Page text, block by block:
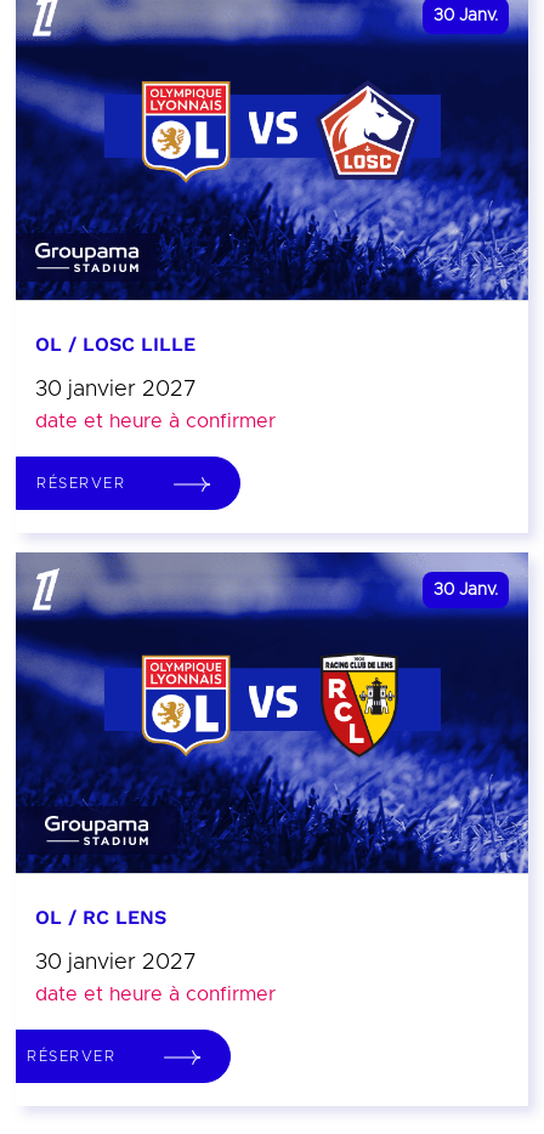
30 Janv.
OL / LOSC LILLE
30 janvier 2027
date et heure à confirmer
RÉSERVER
30 Janv.
OL / RC LENS
30 janvier 2027
date et heure à confirmer
RÉSERVER